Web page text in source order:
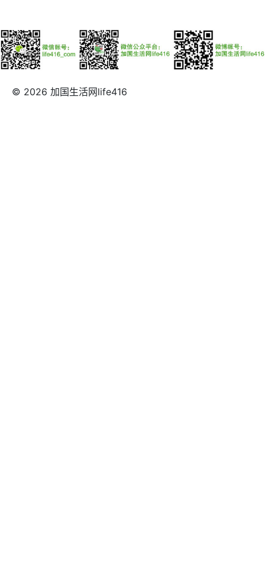
© 2026 加国生活网life416